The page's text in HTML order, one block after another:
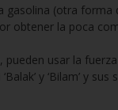
gasolina (otra
obtener la poca
pueden usar la
y ‘Bilam’ y